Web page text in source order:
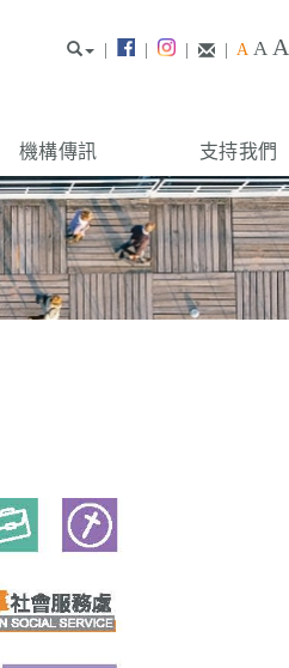
| | | A A A
機構傳訊 支持我們